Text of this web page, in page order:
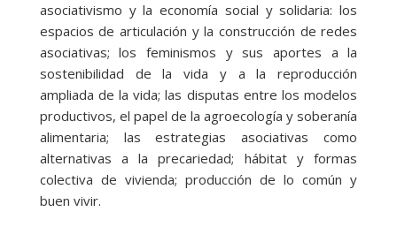
asociativismo y la economía social y solidaria: los
espacios de articulación y la construcción de redes
asociativas; los feminismos y sus aportes a la
sostenibilidad de la vida y a la reproducción
ampliada de la vida; las disputas entre los modelos
productivos, el papel de la agroecología y soberanía
alimentaria; las estrategias asociativas como
alternativas a la precariedad; hábitat y formas
colectiva de vivienda; producción de lo común y
buen vivir.